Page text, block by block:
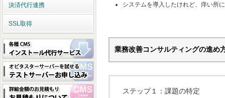
決済代行連携
SSL取得
システムを導入したけれど、痒い所
業務改善コンサルティングの進め
ステップ１：課題の特定